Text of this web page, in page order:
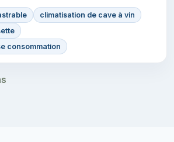
climatisation de cave à vin
consommation